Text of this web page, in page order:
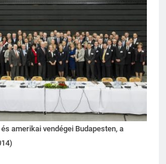
amerikai vendégei Budapesten, a